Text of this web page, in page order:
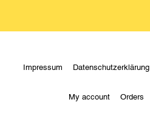
Impressum Datenschutzerklärung
My account Orders